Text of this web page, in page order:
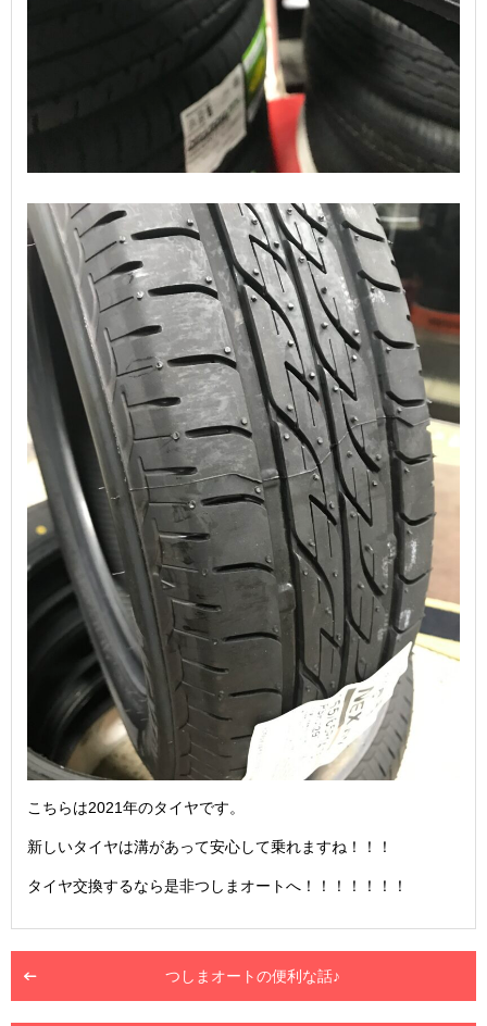
こちらは2021年のタイヤです。
新しいタイヤは溝があって安心して乗れますね！！！
タイヤ交換するなら是非つしまオートへ！！！！！！！
つしまオートの便利な話♪